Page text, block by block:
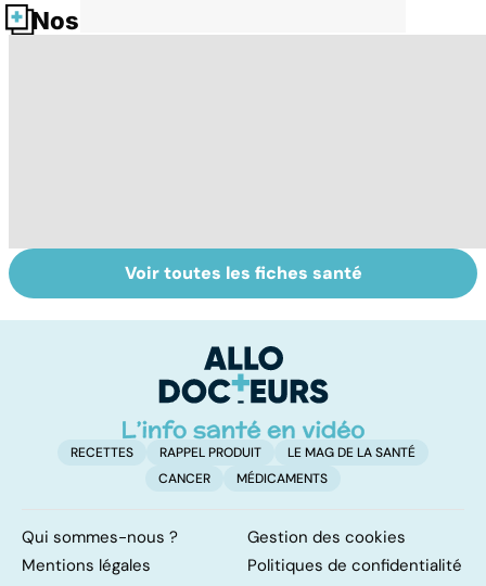
Nos fiches santé
Dérèglement
hormonal : et si
Tout savoir sur
les infections
Voir toutes les fiches santé
RECETTES RAPPEL PRODUIT
LE MAG DE LA SANTÉ
CANCER
MÉDICAMENTS
Qui sommes-nous ?
Gestion des cookies
Mentions légales
Politiques de confidentialité